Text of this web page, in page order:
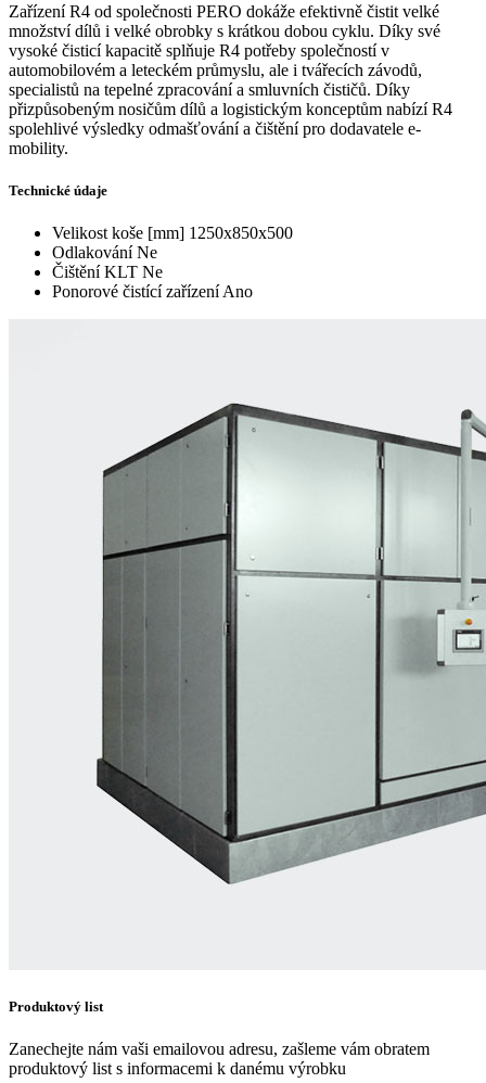
Zařízení R4 od společnosti PERO dokáže efektivně čistit velké
množství dílů i velké obrobky s krátkou dobou cyklu. Díky své
vysoké čisticí kapacitě splňuje R4 potřeby společností v
automobilovém a leteckém průmyslu, ale i tvářecích závodů,
specialistů na tepelné zpracování a smluvních čističů. Díky
přizpůsobeným nosičům dílů a logistickým konceptům nabízí R4
spolehlivé výsledky odmašťování a čištění pro dodavatele e-
mobility.
Technické údaje
Velikost koše [mm] 1250x850x500
Odlakování Ne
Čištění KLT Ne
Ponorové čistící zařízení Ano
Produktový list
Zanechejte nám vaši emailovou adresu, zašleme vám obratem
produktový list s informacemi k danému výrobku